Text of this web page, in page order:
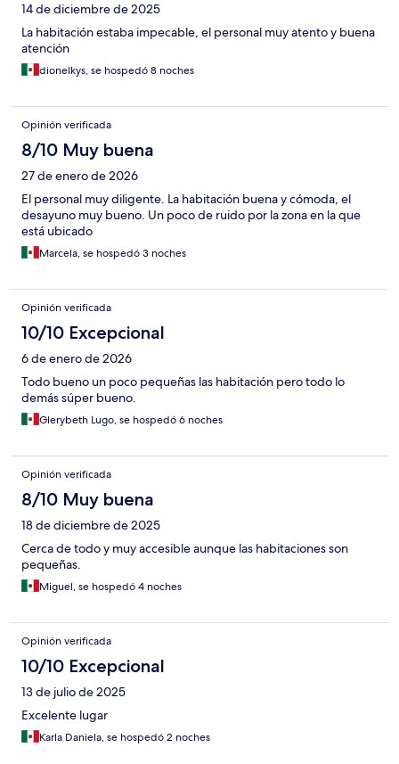
14 de diciembre de 2025
La habitación estaba impecable, el personal muy atento y buena
atención
dionelkys, se hospedó 8 noches
Opinión verificada
8/10 Muy buena
27 de enero de 2026
El personal muy diligente. La habitación buena y cómoda, el
desayuno muy bueno. Un poco de ruido por la zona en la que
está ubicado
Marcela, se hospedó 3 noches
Opinión verificada
10/10 Excepcional
6 de enero de 2026
Todo bueno un poco pequeñas las habitación pero todo lo
demás súper bueno.
Glerybeth Lugo, se hospedó 6 noches
Opinión verificada
8/10 Muy buena
18 de diciembre de 2025
Cerca de todo y muy accesible aunque las habitaciones son
pequeñas.
Miguel, se hospedó 4 noches
Opinión verificada
10/10 Excepcional
13 de julio de 2025
Excelente lugar
Karla Daniela, se hospedó 2 noches